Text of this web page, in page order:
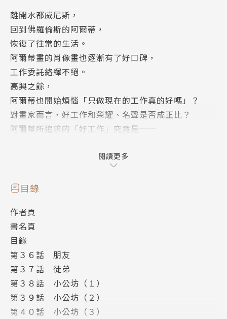
離開水都威尼斯，
回到佛羅倫斯的阿爾蒂，
恢復了往常的生活。
阿爾蒂畫的肖像畫也逐漸有了好口碑，
工作委託絡繹不絕。
高興之餘，
阿爾蒂也開始煩惱「只做現在的工作真的好嗎」？
對畫家而言，好工作和榮耀、名聲是否成正比？
阿爾蒂所追求的「好工作」究竟是──
日本女性漫畫家。藉《阿爾蒂》上榜了「第二屆 接下
來會大受歡迎漫畫賞」。
譯者簡介
SCALY
閱讀更多
目錄
作者頁
書名頁
目錄
第３６話 朋友
第３７話 徒弟
第３８話 小公坊（１）
第３９話 小公坊（２）
第４０話 小公坊（３）